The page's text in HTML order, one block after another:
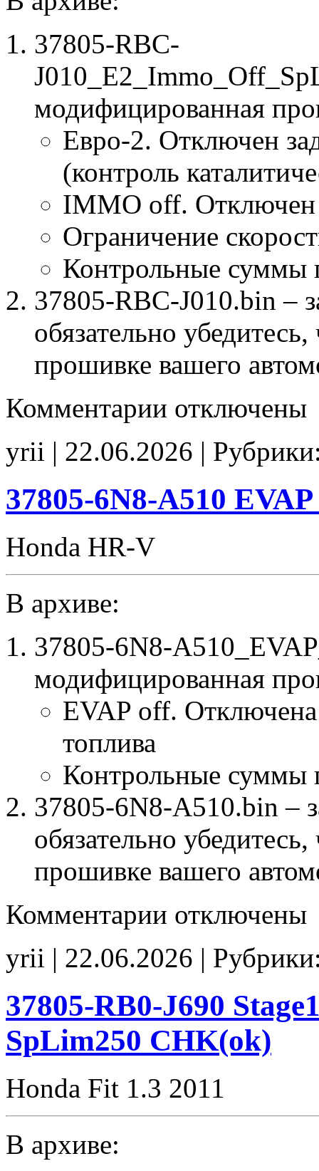
37805-RBC-
модифицированная
Евро-2. Отключен
(контроль
IMMO off. Отключен
Ограничение
Контрольные суммы
37805-RBC-J010.bin –
обязательно
прошивке вашего
Комментарии записи
J010
E2
SpLim250
CHK(ok)
отключены
yrii | 22.06.2026 |
37805-6N8-A510
Honda HR-V
В архиве:
37805-6N8-
модифицированная
EVAP off. Отключена
топлива
Контрольные суммы
37805-6N8-A510.bin –
обязательно
прошивке вашего
Комментарии записи
A510
EVAP_off
отключены
yrii | 22.06.2026 |
37805-RB0-J690
SpLim250 CHK(ok)
Honda Fit 1.3 2011
В архиве: